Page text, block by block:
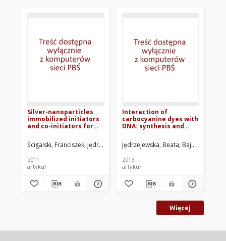
Silver-nanoparticles
immobilized initiators
and co-initiators for
polymerization
Ścigalski, Franciszek Jędrzejewska, Beata Pietrzak, Marek
2011
artykuł
Interaction of
carbocyanine dyes with
DNA: synthesis and
Jędrzejewska, Beata Bajorek,
2013
artykuł
Więcej